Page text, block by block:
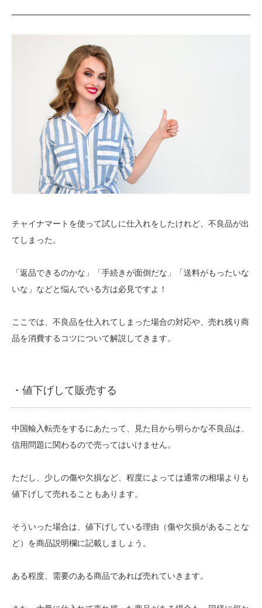
チャイナマートを使って試しに仕入れをしたけれど、不良品が出
てしまった。
「返品できるのかな」「手続きが面倒だな」「送料がもったいな
いな」などと悩んでいる方は必見ですよ！
ここでは、不良品を仕入れてしまった場合の対応や、売れ残り商
品を消費するコツについて解説してきます。
・値下げして販売する
中国輸入転売をするにあたって、見た目から明らかな不良品は、
信用問題に関わるので売ってはいけません。
ただし、少しの傷や欠損など、程度によっては通常の相場よりも
値下げして売れることもあります。
そういった場合は、値下げしている理由（傷や欠損があることな
ど）を商品説明欄に記載しましょう。
ある程度、需要のある商品であれば売れていきます。